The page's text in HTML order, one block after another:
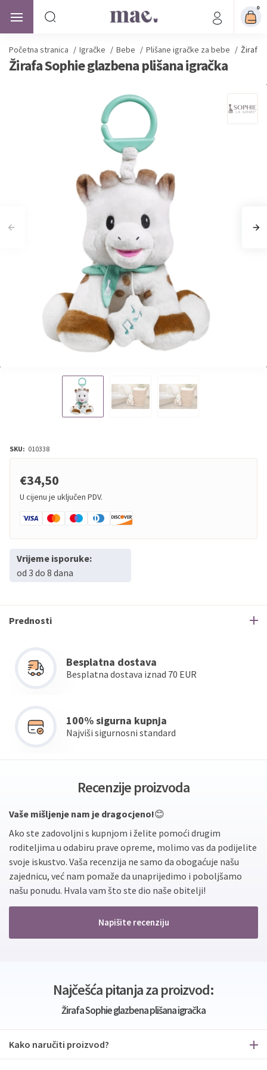
0
Početna stranica / Igračke / Bebe / Plišane igračke za bebe / Žirafa
Žirafa Sophie glazbena plišana igračka
SKU: 010338
€34,50
U cijenu je uključen PDV.
Vrijeme isporuke:
od 3 do 8 dana
Prednosti
Besplatna dostava
Besplatna dostava iznad 70 EUR
100% sigurna kupnja
Najviši sigurnosni standard
Recenzije proizvoda
Vaše mišljenje nam je dragocjeno!😊
Ako ste zadovoljni s kupnjom i želite pomoći drugim
roditeljima u odabiru prave opreme, molimo vas da podijelite
svoje iskustvo. Vaša recenzija ne samo da obogaćuje našu
zajednicu, već nam pomaže da unaprijedimo i poboljšamo
našu ponudu. Hvala vam što ste dio naše obitelji!
Napišite recenziju
Najčešća pitanja za proizvod:
Žirafa Sophie glazbena plišana igračka
Kako naručiti proizvod?